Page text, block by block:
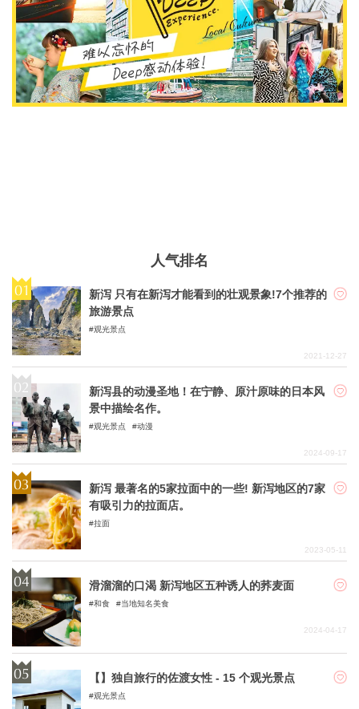
人气排名
新泻 只有在新泻才能看到的壮观景象!7个推荐的
旅游景点
观光景点
2021-12-27
新泻县的动漫圣地！在宁静、原汁原味的日本风
景中描绘名作。
观光景点 动漫
2024-09-17
新泻 最著名的5家拉面中的一些! 新泻地区的7家
有吸引力的拉面店。
拉面
2023-05-11
滑溜溜的口渴 新泻地区五种诱人的荞麦面
和食 当地知名美食
2024-04-17
【】独自旅行的佐渡女性 - 15 个观光景点
观光景点